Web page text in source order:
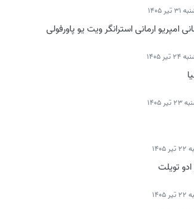
1405
امپریو ارمانی استرانگر ویت یو پاورفولی
1405
1405
تویلت